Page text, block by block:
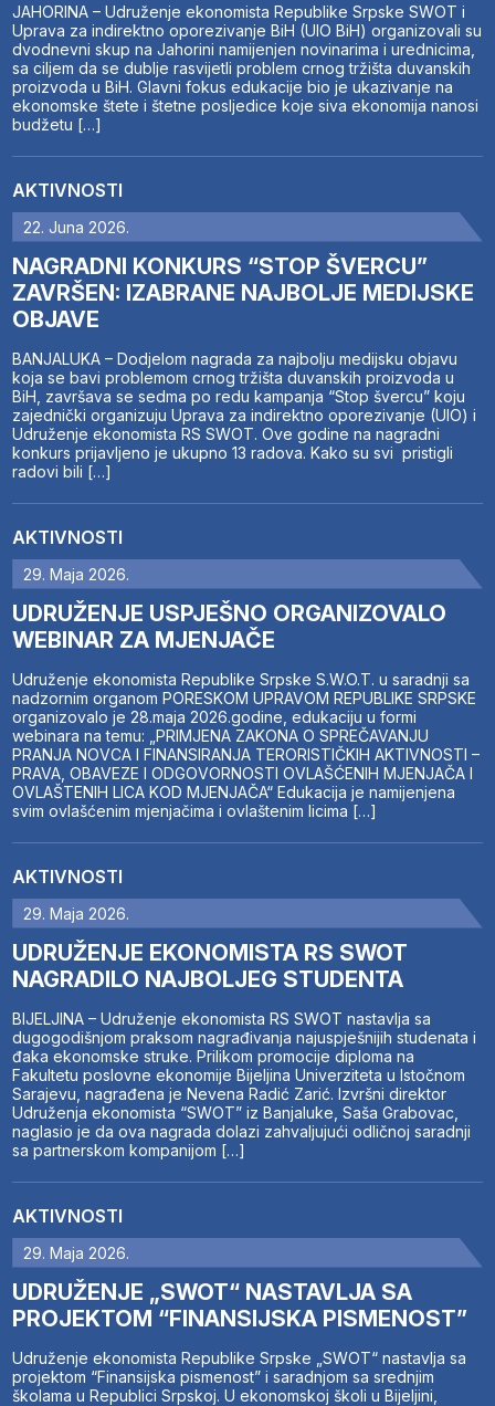
JAHORINA – Udruženje ekonomista Republike Srpske SWOT i
Uprava za indirektno oporezivanje BiH (UIO BiH) organizovali su
dvodnevni skup na Jahorini namijenjen novinarima i urednicima,
sa ciljem da se dublje rasvijetli problem crnog tržišta duvanskih
proizvoda u BiH. Glavni fokus edukacije bio je ukazivanje na
ekonomske štete i štetne posljedice koje siva ekonomija nanosi
budžetu […]
AKTIVNOSTI
22. Juna 2026.
NAGRADNI KONKURS “STOP ŠVERCU”
ZAVRŠEN: IZABRANE NAJBOLJE MEDIJSKE
OBJAVE
BANJALUKA – Dodjelom nagrada za najbolju medijsku objavu
koja se bavi problemom crnog tržišta duvanskih proizvoda u
BiH, završava se sedma po redu kampanja “Stop švercu” koju
zajednički organizuju Uprava za indirektno oporezivanje (UIO) i
Udruženje ekonomista RS SWOT. Ove godine na nagradni
konkurs prijavljeno je ukupno 13 radova. Kako su svi pristigli
radovi bili […]
AKTIVNOSTI
29. Maja 2026.
UDRUŽENJE USPJEŠNO ORGANIZOVALO
WEBINAR ZA MJENJAČE
Udruženje ekonomista Republike Srpske S.W.O.T. u saradnji sa
nadzornim organom PORESKOM UPRAVOM REPUBLIKE SRPSKE
organizovalo je 28.maja 2026.godine, edukaciju u formi
webinara na temu: „PRIMJENA ZAKONA O SPREČAVANJU
PRANJA NOVCA I FINANSIRANJA TERORISTIČKIH AKTIVNOSTI –
PRAVA, OBAVEZE I ODGOVORNOSTI OVLAŠĆENIH MJENJAČA I
OVLAŠTENIH LICA KOD MJENJAČA“ Edukacija je namijenjena
svim ovlašćenim mjenjačima i ovlaštenim licima […]
AKTIVNOSTI
29. Maja 2026.
UDRUŽENJE EKONOMISTA RS SWOT
NAGRADILO NAJBOLJEG STUDENTA
BIJELJINA – Udruženje ekonomista RS SWOT nastavlja sa
dugogodišnjom praksom nagrađivanja najuspješnijih studenata i
đaka ekonomske struke. Prilikom promocije diploma na
Fakultetu poslovne ekonomije Bijeljina Univerziteta u Istočnom
Sarajevu, nagrađena je Nevena Radić Zarić. Izvršni direktor
Udruženja ekonomista “SWOT” iz Banjaluke, Saša Grabovac,
naglasio je da ova nagrada dolazi zahvaljujući odličnoj saradnji
sa partnerskom kompanijom […]
AKTIVNOSTI
29. Maja 2026.
UDRUŽENJE „SWOT“ NASTAVLJA SA
PROJEKTOM “FINANSIJSKA PISMENOST”
Udruženje ekonomista Republike Srpske „SWOT“ nastavlja sa
projektom “Finansijska pismenost” i saradnjom sa srednjim
školama u Republici Srpskoj. U ekonomskoj školi u Bijeljini,